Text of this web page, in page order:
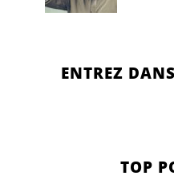
ENTREZ
TOP